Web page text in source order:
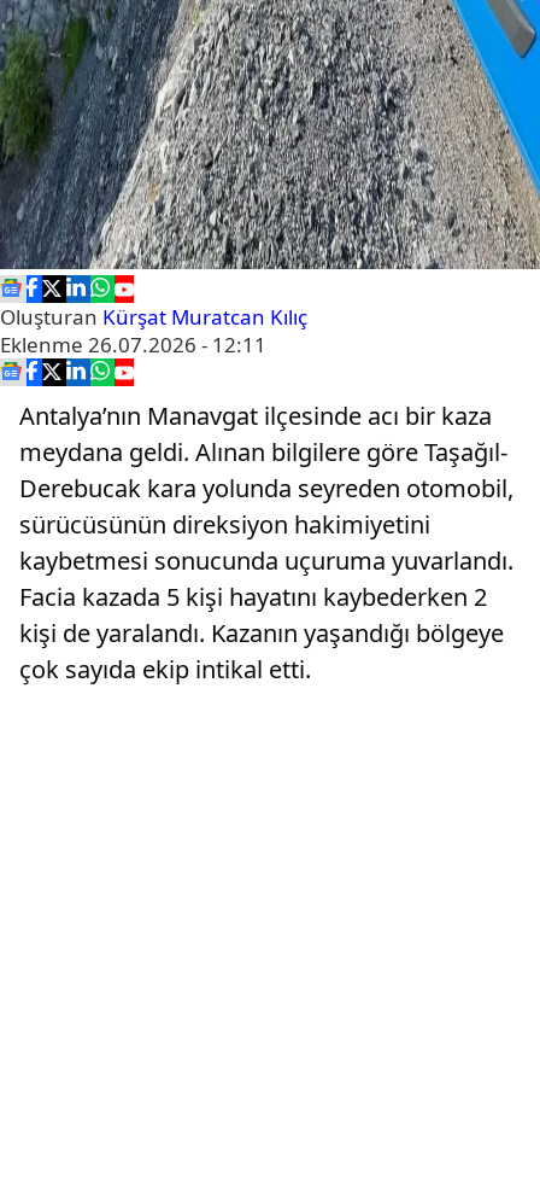
Oluşturan Kürşat Muratcan Kılıç
Eklenme 26.07.2026 - 12:11
Antalya’nın Manavgat ilçesinde acı bir kaza
meydana geldi. Alınan bilgilere göre Taşağıl-
Derebucak kara yolunda seyreden otomobil,
sürücüsünün direksiyon hakimiyetini
kaybetmesi sonucunda uçuruma yuvarlandı.
Facia kazada 5 kişi hayatını kaybederken 2
kişi de yaralandı. Kazanın yaşandığı bölgeye
çok sayıda ekip intikal etti.